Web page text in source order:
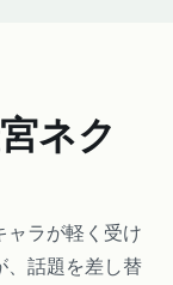
ネク
ャラが軽く受け
、話題を差し替